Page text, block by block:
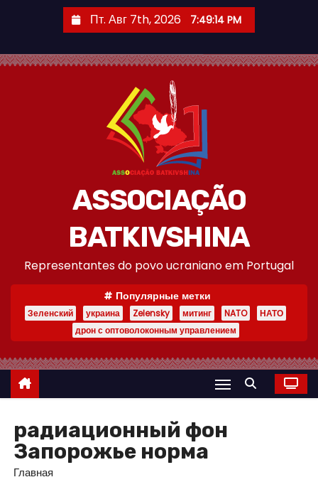
е
у
Пт. Авг 7th, 2026 7:49:14 PM
ASSOCIAÇÃO
BATKIVSHINA
Representantes do povo ucraniano em Portugal
Популярные метки
Зеленский украина Zelensky митинг NATO
НАТО
дрон с оптоволоконным управлением
радиационный фон
Запорожье норма
Главная